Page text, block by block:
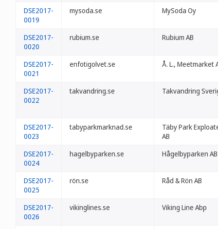
DSE2017-
0019
mysoda.se MySoda Oy
DSE2017-
0020
rubium.se Rubium AB
DSE2017-
0021
enfotigolvet.se Å. L., Meetmarket
DSE2017-
0022
takvandring.se Takvandring
DSE2017-
0023
tabyparkmarknad.se
Täby Park
AB
DSE2017-
0024
hagelbyparken.se Hågelbyparken AB
DSE2017-
0025
rön.se Råd & Rön AB
DSE2017-
0026
vikinglines.se Viking Line Abp